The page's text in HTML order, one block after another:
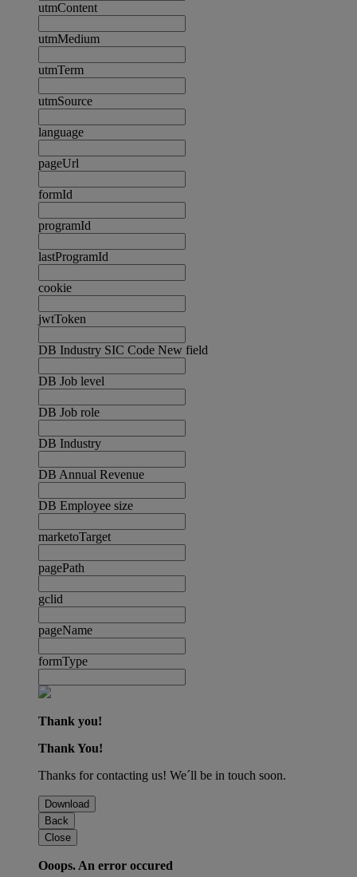
utmContent
utmMedium
utmTerm
utmSource
language
pageUrl
formId
programId
lastProgramId
cookie
jwtToken
DB Industry SIC Code New field
DB Job level
DB Job role
DB Industry
DB Annual Revenue
DB Employee size
marketoTarget
pagePath
gclid
pageName
formType
Thank you!
Thank You!
Thanks for contacting us! We´ll be in touch soon.
Download
Back
Close
Ooops. An error occured